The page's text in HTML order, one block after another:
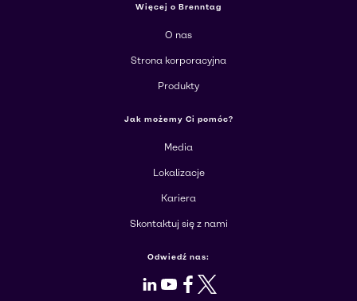
Więcej o Brenntag
O nas
Strona korporacyjna
Produkty
Jak możemy Ci pomóc?
Media
Lokalizacje
Kariera
Skontaktuj się z nami
Odwiedź nas:
LinkedIn
Youtube
Facebook
X